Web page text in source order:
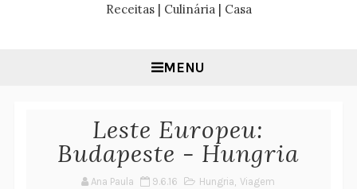
Receitas | Culinária | Casa
MENU
Leste Europeu:
Budapeste - Hungria
Ana Paula 9.6.16 Hungria, Viagem